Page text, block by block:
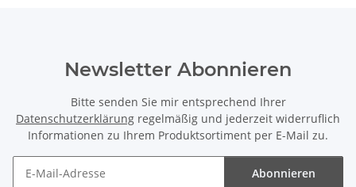
Newsletter Abonnieren
Bitte senden Sie mir entsprechend Ihrer
Datenschutzerklärung regelmäßig und jederzeit widerruflich
Informationen zu Ihrem Produktsortiment per E-Mail zu.
Abonnieren